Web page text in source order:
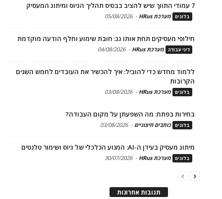
7 עמודי התווך שיש להציב בבסיס תהליך הגיוס ומיתוג המעסיק
בלוגים מערכת HRus -
05/08/2026
חילופי מעסיקים תחת אותו גג: חובת שימוע וחלף הודעה מוקדמת
דיני עבודה מערכת HRus -
04/08/2026
ללמוד מחדש כדי להוביל: איך להכשיר את העובדים לחמש השנים
הקרובות
בלוגים מערכת HRus -
03/08/2026
בחירות בפתח: מה השפעתן על מקום העבודה?
בלוגים כותבים חיצוניים -
03/08/2026
מיתוג מעסיק בעידן ה-AI: המנוע הכלכלי של גיוס ושימור טלנטים
בלוגים מערכת HRus -
30/07/2026
תגובות אחרונות